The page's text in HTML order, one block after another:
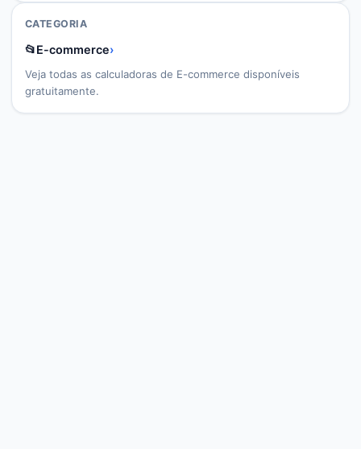
CATEGORIA
📂E-commerce›
Veja todas as calculadoras de E-commerce disponíveis
gratuitamente.